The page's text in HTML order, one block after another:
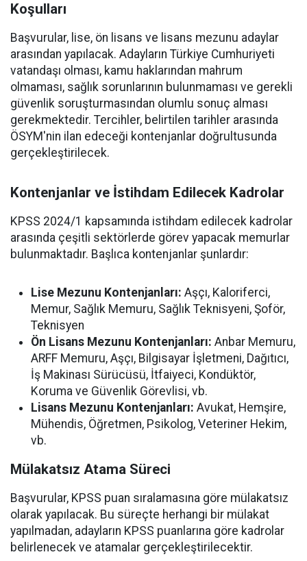
Koşulları
Başvurular, lise, ön lisans ve lisans mezunu adaylar
arasından yapılacak. Adayların Türkiye Cumhuriyeti
vatandaşı olması, kamu haklarından mahrum
olmaması, sağlık sorunlarının bulunmaması ve gerekli
güvenlik soruşturmasından olumlu sonuç alması
gerekmektedir. Tercihler, belirtilen tarihler arasında
ÖSYM'nin ilan edeceği kontenjanlar doğrultusunda
gerçekleştirilecek.
Kontenjanlar ve İstihdam Edilecek Kadrolar
KPSS 2024/1 kapsamında istihdam edilecek kadrolar
arasında çeşitli sektörlerde görev yapacak memurlar
bulunmaktadır. Başlıca kontenjanlar şunlardır:
Lise Mezunu Kontenjanları: Aşçı, Kaloriferci,
Memur, Sağlık Memuru, Sağlık Teknisyeni, Şoför,
Teknisyen
Ön Lisans Mezunu Kontenjanları: Anbar Memuru,
ARFF Memuru, Aşçı, Bilgisayar İşletmeni, Dağıtıcı,
İş Makinası Sürücüsü, İtfaiyeci, Kondüktör,
Koruma ve Güvenlik Görevlisi, vb.
Lisans Mezunu Kontenjanları: Avukat, Hemşire,
Mühendis, Öğretmen, Psikolog, Veteriner Hekim,
vb.
Mülakatsız Atama Süreci
Başvurular, KPSS puan sıralamasına göre mülakatsız
olarak yapılacak. Bu süreçte herhangi bir mülakat
yapılmadan, adayların KPSS puanlarına göre kadrolar
belirlenecek ve atamalar gerçekleştirilecektir.